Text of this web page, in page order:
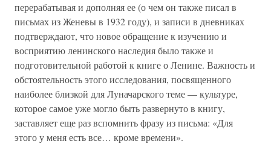
перерабатывая и дополняя ее (о чем он также писал в
письмах из Женевы в 1932 году), и записи в дневниках
подтверждают, что новое обращение к изучению и
восприятию ленинского наследия было также и
подготовительной работой к книге о Ленине. Важность и
обстоятельность этого исследования, посвященного
наиболее близкой для Луначарского теме — культуре,
которое самое уже могло быть развернуто в книгу,
заставляет еще раз вспомнить фразу из письма: «Для
этого у меня есть все… кроме времени».